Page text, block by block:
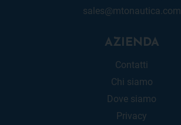
sales@mtonautica.com
AZIENDA
Contatti
Chi siamo
Dove siamo
Privacy